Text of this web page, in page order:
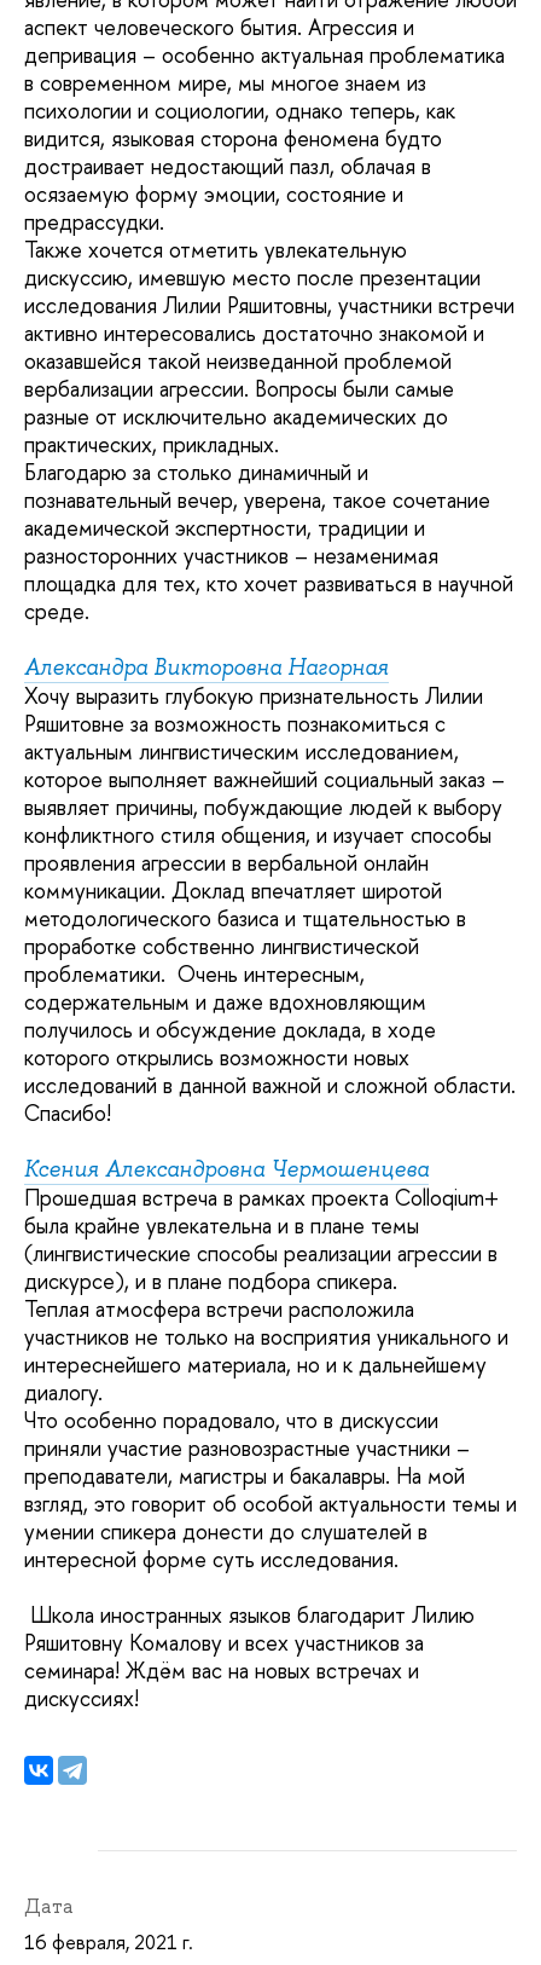
аспект человеческого бытия. Агрессия и
депривация – особенно актуальная проблематика
в современном мире, мы многое знаем из
психологии и социологии, однако теперь, как
видится, языковая сторона феномена будто
достраивает недостающий пазл, облачая в
осязаемую форму эмоции, состояние и
предрассудки.
Также хочется отметить увлекательную
дискуссию, имевшую место после презентации
исследования Лилии Ряшитовны, участники встречи
активно интересовались достаточно знакомой и
оказавшейся такой неизведанной проблемой
вербализации агрессии. Вопросы были самые
разные от исключительно академических до
практических, прикладных.
Благодарю за столько динамичный и
познавательный вечер, уверена, такое сочетание
академической экспертности, традиции и
разносторонних участников – незаменимая
площадка для тех, кто хочет развиваться в научной
среде.
Александра Викторовна Нагорная
Хочу выразить глубокую признательность Лилии
Ряшитовне за возможность познакомиться с
актуальным лингвистическим исследованием,
которое выполняет важнейший социальный заказ –
выявляет причины, побуждающие людей к выбору
конфликтного стиля общения, и изучает способы
проявления агрессии в вербальной онлайн
коммуникации. Доклад впечатляет широтой
методологического базиса и тщательностью в
проработке собственно лингвистической
проблематики. Очень интересным,
содержательным и даже вдохновляющим
получилось и обсуждение доклада, в ходе
которого открылись возможности новых
исследований в данной важной и сложной области.
Спасибо!
Ксения Александровна Чермошенцева
Прошедшая встреча в рамках проекта Colloqium+
была крайне увлекательна и в плане темы
(лингвистические способы реализации агрессии в
дискурсе), и в плане подбора спикера.
Теплая атмосфера встречи расположила
участников не только на восприятия уникального и
интереснейшего материала, но и к дальнейшему
диалогу.
Что особенно порадовало, что в дискуссии
приняли участие разновозрастные участники –
преподаватели, магистры и бакалавры. На мой
взгляд, это говорит об особой актуальности темы и
умении спикера донести до слушателей в
интересной форме суть исследования.
Школа иностранных языков благодарит Лилию
Ряшитовну Комалову и всех участников за
семинара! Ждём вас на новых встречах и
дискуссиях!
Дата
16 февраля, 2021 г.